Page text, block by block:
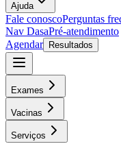
Ajuda
Fale conoscoPerguntas
Nav DasaPré-atendimento
Agendar
Resultados
Exames
Vacinas
Serviços